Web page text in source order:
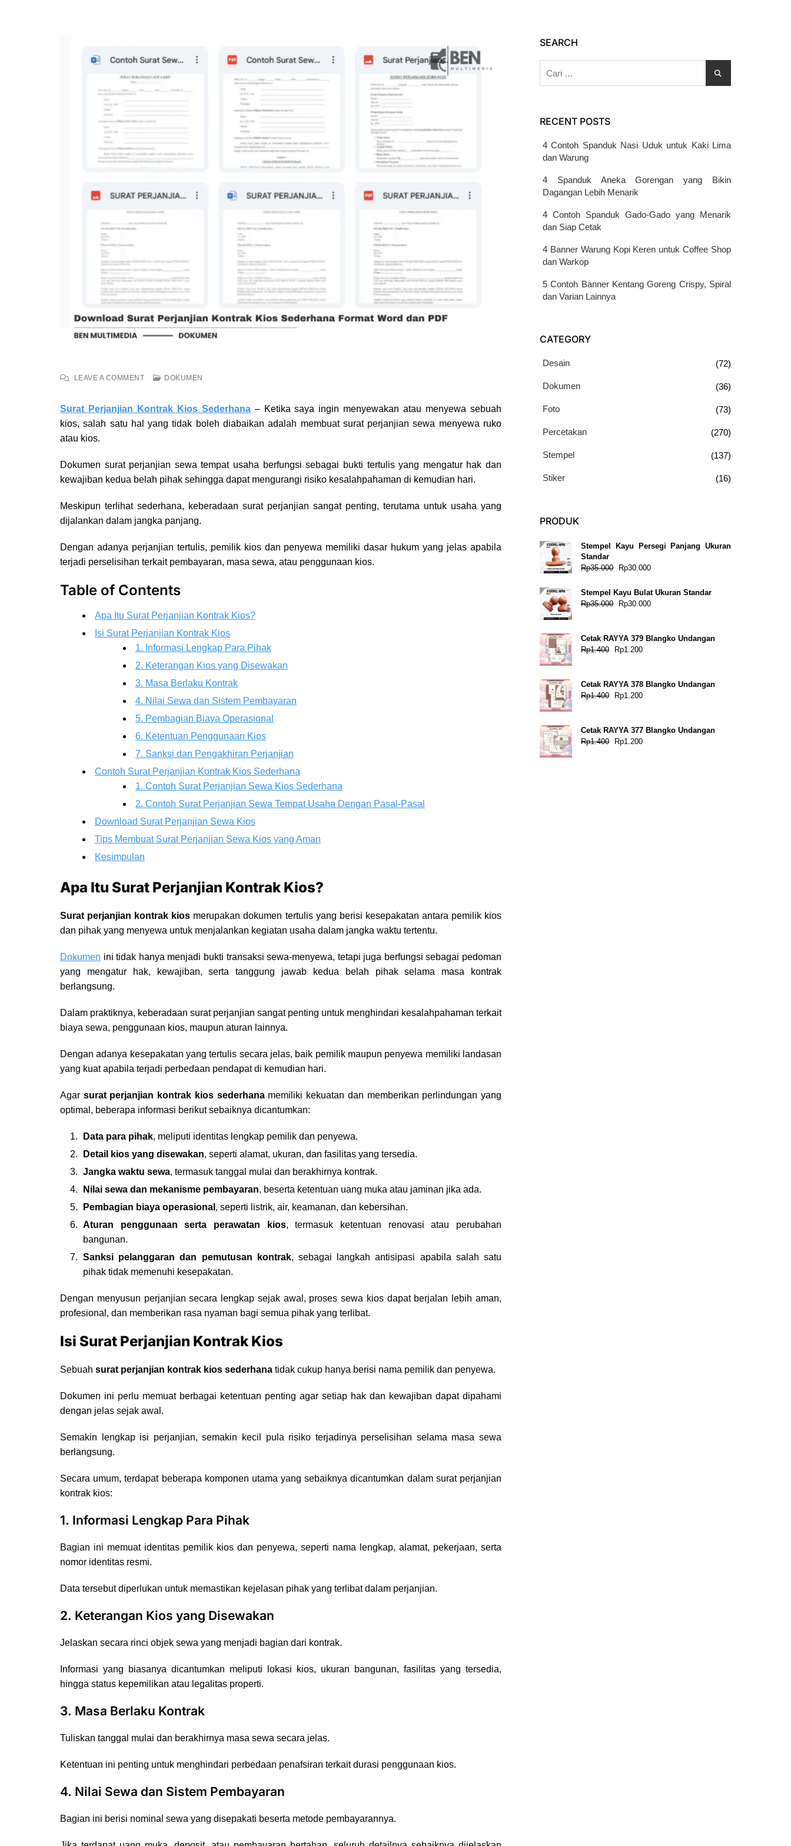
LEAVE A COMMENTON
PERJANJIAN
KONTRAK
WORD
DAN
DOKUMEN
Surat Perjanjian Kontrak Kios Sederhana– Ketika saya ingin menyewakan atau menyewa sebuah
kios, salah satu hal yang tidak boleh diabaikan adalah membuat surat perjanjian sewa menyewa ruko
atau kios.
Dokumen surat perjanjian sewa tempat usaha berfungsi sebagai bukti tertulis yang mengatur hak dan
kewajiban kedua belah pihak sehingga dapat mengurangi risiko kesalahpahaman di kemudian hari.
Meskipun terlihat sederhana, keberadaan surat perjanjian sangat penting, terutama untuk usaha yang
dijalankan dalam jangka panjang.
Dengan adanya perjanjian tertulis, pemilik kios dan penyewa memiliki dasar hukum yang jelas apabila
terjadi perselisihan terkait pembayaran, masa sewa, atau penggunaan kios.
Table of Contents
Apa Itu Surat Perjanjian Kontrak Kios?
Isi Surat Perjanjian Kontrak Kios
1. Informasi Lengkap Para Pihak
2. Keterangan Kios yang Disewakan
3. Masa Berlaku Kontrak
4. Nilai Sewa dan Sistem Pembayaran
5. Pembagian Biaya Operasional
6. Ketentuan Penggunaan Kios
7. Sanksi dan Pengakhiran Perjanjian
Contoh Surat Perjanjian Kontrak Kios Sederhana
1. Contoh Surat Perjanjian Sewa Kios Sederhana
2. Contoh Surat Perjanjian Sewa Tempat Usaha Dengan Pasal-Pasal
Download Surat Perjanjian Sewa Kios
Tips Membuat Surat Perjanjian Sewa Kios yang Aman
Kesimpulan
Apa Itu Surat Perjanjian Kontrak Kios?
Surat perjanjian kontrak kios merupakan dokumen tertulis yang berisi kesepakatan antara pemilik kios
dan pihak yang menyewa untuk menjalankan kegiatan usaha dalam jangka waktu tertentu.
Dokumen ini tidak hanya menjadi bukti transaksi sewa-menyewa, tetapi juga berfungsi sebagai pedoman
yang mengatur hak, kewajiban, serta tanggung jawab kedua belah pihak selama masa kontrak
berlangsung.
Dalam praktiknya, keberadaan surat perjanjian sangat penting untuk menghindari kesalahpahaman terkait
biaya sewa, penggunaan kios, maupun aturan lainnya.
Dengan adanya kesepakatan yang tertulis secara jelas, baik pemilik maupun penyewa memiliki landasan
yang kuat apabila terjadi perbedaan pendapat di kemudian hari.
Agar surat perjanjian kontrak kios sederhanamemiliki kekuatan dan memberikan perlindungan yang
optimal, beberapa informasi berikut sebaiknya dicantumkan:
Data para pihak, meliputi identitas lengkap pemilik dan penyewa.
Detail kios yang disewakan, seperti alamat, ukuran, dan fasilitas yang tersedia.
Jangka waktu sewa, termasuk tanggal mulai dan berakhirnya kontrak.
Nilai sewa dan mekanisme pembayaran, beserta ketentuan uang muka atau jaminan jika ada.
Pembagian biaya operasional , seperti listrik, air, keamanan, dan kebersihan.
Aturan penggunaan serta perawatan kios, termasuk ketentuan renovasi atau perubahan
bangunan.
Sanksi pelanggaran dan pemutusan kontrak, sebagai langkah antisipasi apabila salah satu
pihak tidak memenuhi kesepakatan.
Dengan menyusun perjanjian secara lengkap sejak awal, proses sewa kios dapat berjalan lebih aman,
profesional, dan memberikan rasa nyaman bagi semua pihak yang terlibat.
Isi Surat Perjanjian Kontrak Kios
Sebuah surat perjanjian kontrak kios sederhana tidak cukup hanya berisi nama pemilik dan penyewa.
Dokumen ini perlu memuat berbagai ketentuan penting agar setiap hak dan kewajiban dapat dipahami
dengan jelas sejak awal.
Semakin lengkap isi perjanjian, semakin kecil pula risiko terjadinya perselisihan selama masa sewa
berlangsung.
Secara umum, terdapat beberapa komponen utama yang sebaiknya dicantumkan dalam surat perjanjian
kontrak kios:
1. Informasi Lengkap Para Pihak
Bagian ini memuat identitas pemilik kios dan penyewa, seperti nama lengkap, alamat, pekerjaan, serta
nomor identitas resmi.
Data tersebut diperlukan untuk memastikan kejelasan pihak yang terlibat dalam perjanjian.
2. Keterangan Kios yang Disewakan
Jelaskan secara rinci objek sewa yang menjadi bagian dari kontrak.
Informasi yang biasanya dicantumkan meliputi lokasi kios, ukuran bangunan, fasilitas yang tersedia,
hingga status kepemilikan atau legalitas properti.
3. Masa Berlaku Kontrak
Tuliskan tanggal mulai dan berakhirnya masa sewa secara jelas.
Ketentuan ini penting untuk menghindari perbedaan penafsiran terkait durasi penggunaan kios.
4. Nilai Sewa dan Sistem Pembayaran
Bagian ini berisi nominal sewa yang disepakati beserta metode pembayarannya.
SEARCH
RECENT POSTS
4 Contoh Spanduk Nasi Uduk untuk Kaki Lima
dan Warung
4 Spanduk Aneka Gorengan yang Bikin
Dagangan Lebih Menarik
4 Contoh Spanduk Gado-Gado yang Menarik
dan Siap Cetak
4 Banner Warung Kopi Keren untuk Coffee Shop
dan Warkop
5 Contoh Banner Kentang Goreng Crispy, Spiral
dan Varian Lainnya
CATEGORY
Desain (72)
Dokumen (36)
Foto (73)
Percetakan (270)
Stempel (137)
Stiker (16)
PRODUK
Stempel Kayu Persegi Panjang Ukuran
Standar
Rp35.000
Harga
adalah:
Rp35.000.
Rp30.000
ini
Stempel Kayu Bulat Ukuran Standar
Rp35.000
Harga
Rp35.000.
Rp30.000
adalah:
Cetak RAYYA 379 Blangko Undangan
Rp1.400
Harga
Rp1.400.
Rp1.200
adalah:
Cetak RAYYA 378 Blangko Undangan
Rp1.400
Harga
Rp1.400.
Rp1.200
adalah:
Cetak RAYYA 377 Blangko Undangan
Rp1.400
Harga
Rp1.200